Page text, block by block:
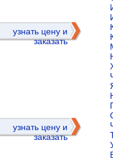
узнать цену и
заказать
узнать цену и
заказать